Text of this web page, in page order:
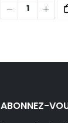
ABONNEZ-